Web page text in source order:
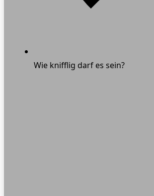
Wie knifflig darf es sein?